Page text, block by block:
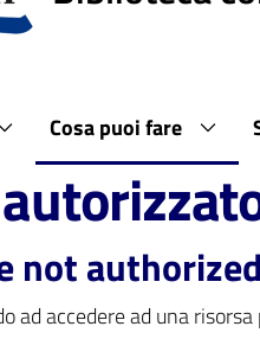
Cosa puoi fare
not
ad accedere ad una